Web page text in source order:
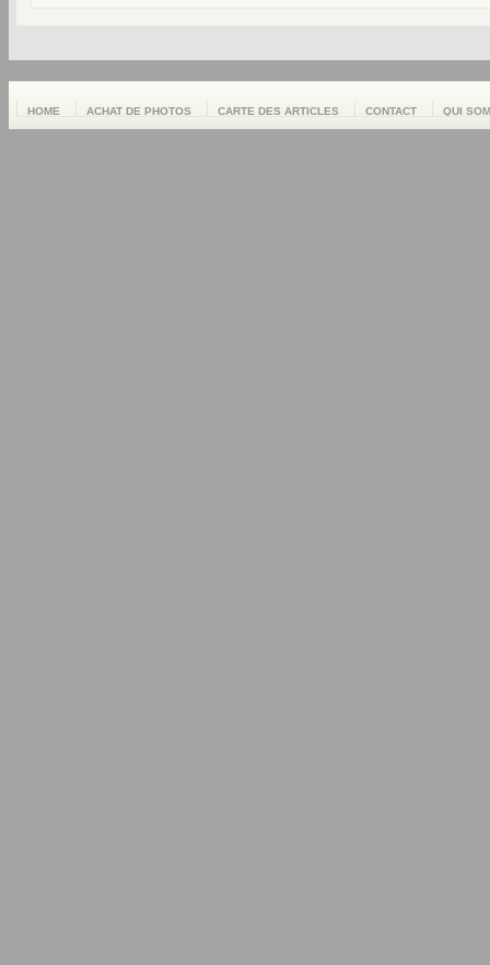
HOME ACHAT DE PHOTOS CARTE DES ARTICLES CONTACT QUI